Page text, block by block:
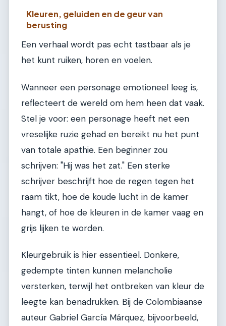
Kleuren, geluiden en de geur van
berusting
Een verhaal wordt pas echt tastbaar als je
het kunt ruiken, horen en voelen.
Wanneer een personage emotioneel leeg is,
reflecteert de wereld om hem heen dat vaak.
Stel je voor: een personage heeft net een
vreselijke ruzie gehad en bereikt nu het punt
van totale apathie. Een beginner zou
schrijven: "Hij was het zat." Een sterke
schrijver beschrijft hoe de regen tegen het
raam tikt, hoe de koude lucht in de kamer
hangt, of hoe de kleuren in de kamer vaag en
grijs lijken te worden.
Kleurgebruik is hier essentieel. Donkere,
gedempte tinten kunnen melancholie
versterken, terwijl het ontbreken van kleur de
leegte kan benadrukken. Bij de Colombiaanse
auteur Gabriel García Márquez, bijvoorbeeld,